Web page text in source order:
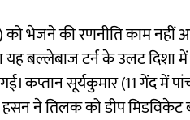
भेजने की रणनीति काम नहीं
बल्लेबाज टर्न के उलट दिशा
कप्तान सूर्यकुमार (11 गेंद में
ने तिलक को डीप मिडविकेट